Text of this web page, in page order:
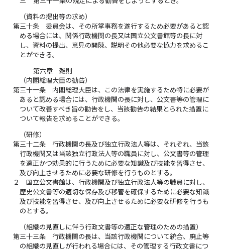
（資料の提出等の求め）
第三十条
委員会は、その所掌事務を遂行するため必要があると認
める場合には、関係行政機関の長又は国立公文書館等の長に対
し、資料の提出、意見の開陳、説明その他必要な協力を求めるこ
とができる。
第六章 雑則
（内閣総理大臣の勧告）
第三十一条
内閣総理大臣は、この法律を実施するため特に必要が
あると認める場合には、行政機関の長に対し、公文書等の管理に
ついて改善すべき旨の勧告をし、当該勧告の結果とられた措置に
ついて報告を求めることができる。
（研修）
第三十二条
行政機関の長及び独立行政法人等は、それぞれ、当該
行政機関又は当該独立行政法人等の職員に対し、公文書等の管理
を適正かつ効果的に行うために必要な知識及び技能を習得させ、
及び向上させるために必要な研修を行うものとする。
２
国立公文書館は、行政機関及び独立行政法人等の職員に対し、
歴史公文書等の適切な保存及び移管を確保するために必要な知識
及び技能を習得させ、及び向上させるために必要な研修を行うも
のとする。
（組織の見直しに伴う行政文書等の適正な管理のための措置）
第三十三条
行政機関の長は、当該行政機関について統合、廃止等
の組織の見直しが行われる場合には、その管理する行政文書につ